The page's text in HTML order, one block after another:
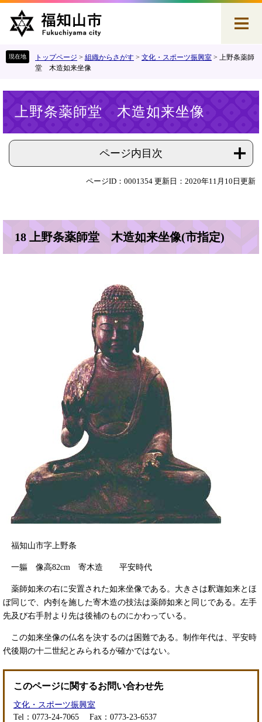
す
し
トップページ > 組織からさがす > 文化・スポーツ振興室 > 上野条薬師
堂 木造如来坐像
上野条薬師堂 木造如来坐像
ページ内目次
ページID：0001354 更新日：2020年11月10日更新
18 上野条薬師堂 木造如来坐像(市指定)
福知山市字上野条
一軀 像高82cm 寄木造 平安時代
薬師如来の右に安置された如来坐像である。大きさは釈迦如来とほ
ぼ同じで、内刳を施した寄木造の技法は薬師如来と同じである。左手
先及び右手肘より先は後補のものにかわっている。
この如来坐像の仏名を決するのは困難である。制作年代は、平安時
代後期の十二世紀とみられるが確かではない。
このページに関するお問い合わせ先
文化・スポーツ振興室
Tel：0773-24-7065
Fax：0773-23-6537